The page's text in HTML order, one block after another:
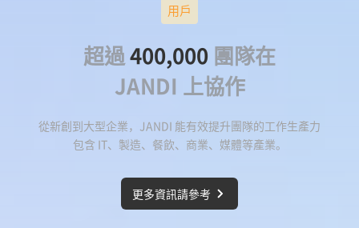
用戶
超過400,000 團隊在
JANDI 上協作
從新創到大型企業，JANDI 能有效提升團隊的工作生產力
包含 IT、製造、餐飲、商業、媒體等產業。
更多資訊請參考